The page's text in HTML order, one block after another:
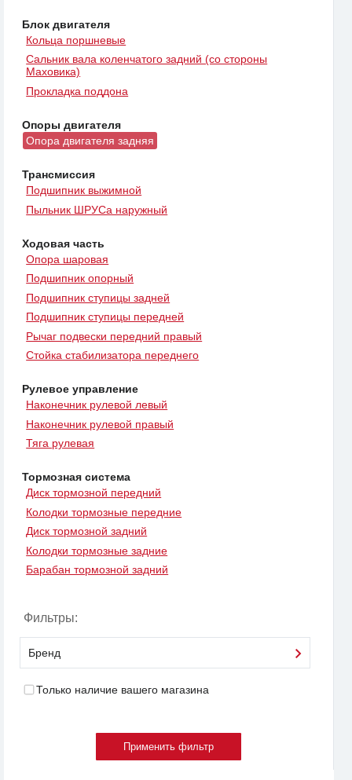
Блок двигателя
Кольца поршневые
Сальник вала коленчатого задний (со стороны
Маховика)
Прокладка поддона
Опоры двигателя
Опора двигателя задняя
Трансмиссия
Подшипник выжимной
Пыльник ШРУСа наружный
Ходовая часть
Опора шаровая
Подшипник опорный
Подшипник ступицы задней
Подшипник ступицы передней
Рычаг подвески передний правый
Стойка стабилизатора переднего
Рулевое управление
Наконечник рулевой левый
Наконечник рулевой правый
Тяга рулевая
Тормозная система
Диск тормозной передний
Колодки тормозные передние
Диск тормозной задний
Колодки тормозные задние
Барабан тормозной задний
Фильтры:
Бренд
Только наличие вашего магазина